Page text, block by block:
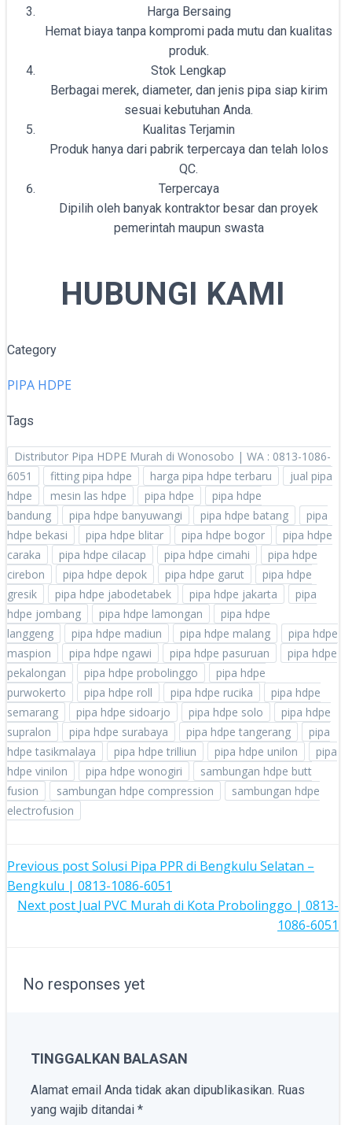
Harga Bersaing
Hemat biaya tanpa kompromi pada mutu dan kualitas
produk.
Stok Lengkap
Berbagai merek, diameter, dan jenis pipa siap kirim
sesuai kebutuhan Anda.
Kualitas Terjamin
Produk hanya dari pabrik terpercaya dan telah lolos
QC.
Terpercaya
Dipilih oleh banyak kontraktor besar dan proyek
pemerintah maupun swasta
HUBUNGI KAMI
Category
PIPA HDPE
Tags
Distributor Pipa HDPE Murah di Wonosobo | WA : 0813-1086-
6051
fitting pipa hdpe harga pipa hdpe terbaru
jual pipa
hdpe
mesin las hdpe pipa hdpe
pipa hdpe
bandung
pipa hdpe banyuwangi pipa hdpe batang
pipa
hdpe bekasi
pipa hdpe blitar pipa hdpe bogor
pipa hdpe
caraka
pipa hdpe cilacap pipa hdpe cimahi
pipa hdpe
cirebon
pipa hdpe depok pipa hdpe garut
pipa hdpe
gresik
pipa hdpe jabodetabek pipa hdpe jakarta
pipa
hdpe jombang
pipa hdpe lamongan
pipa hdpe
langgeng
pipa hdpe madiun pipa hdpe malang
pipa hdpe
maspion
pipa hdpe ngawi pipa hdpe pasuruan
pipa hdpe
pekalongan
pipa hdpe probolinggo
pipa hdpe
purwokerto
pipa hdpe roll pipa hdpe rucika
pipa hdpe
semarang
pipa hdpe sidoarjo pipa hdpe solo
pipa hdpe
supralon
pipa hdpe surabaya pipa hdpe tangerang
pipa
hdpe tasikmalaya
pipa hdpe trilliun pipa hdpe unilon
pipa
hdpe vinilon
pipa hdpe wonogiri
sambungan hdpe butt
fusion
sambungan hdpe compression
sambungan hdpe
electrofusion
POST
NAVIGATION
Previous postSolusi Pipa PPR di Bengkulu Selatan –
Bengkulu | 0813-1086-6051
POST
Next post Jual PVC Murah di Kota Probolinggo | 0813-
1086-6051
No responses yet
TINGGALKAN BALASAN
Alamat email Anda tidak akan dipublikasikan. Ruas
yang wajib ditandai *